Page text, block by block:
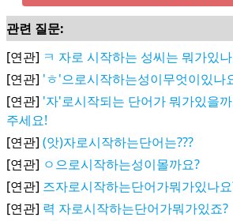
관련 질문:
[연관] ㅋ 자로 시작하는 성씨는 뭐가있나
[연관] 'ㅎ'으로시작하는성이무엇이있나
[연관] '자'로시작되는 단어가 뭐가있을
주세요!
[연관] (앗)자로시작하는단어는???
[연관] ㅇ으로시작하는성이몰까요?
[연관] 즈자로시작하는단어가뭐가있나
[연관] 력 자로시작하는단어가뭐가있죠?